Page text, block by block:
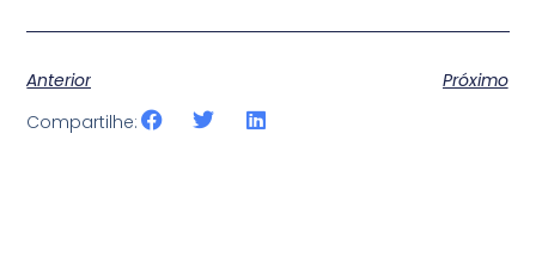
Anterior
Próximo
Compartilhe: